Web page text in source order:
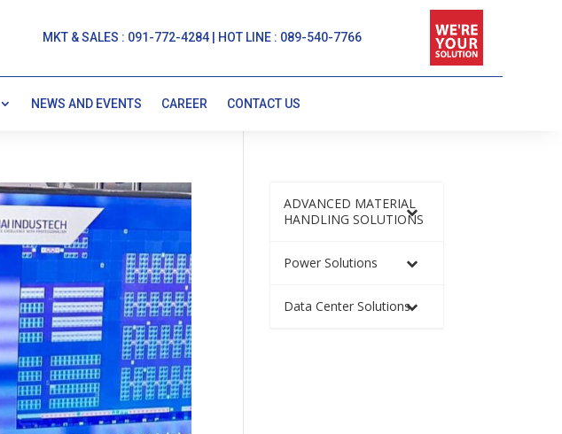
MKT & SALES : 091-772-4284 | HOT LINE : 089-540-7766
NEWS AND EVENTS CAREER CONTACT US
ADVANCED MATERIAL
HANDLING SOLUTIONS
Power Solutions
Data Center Solutions